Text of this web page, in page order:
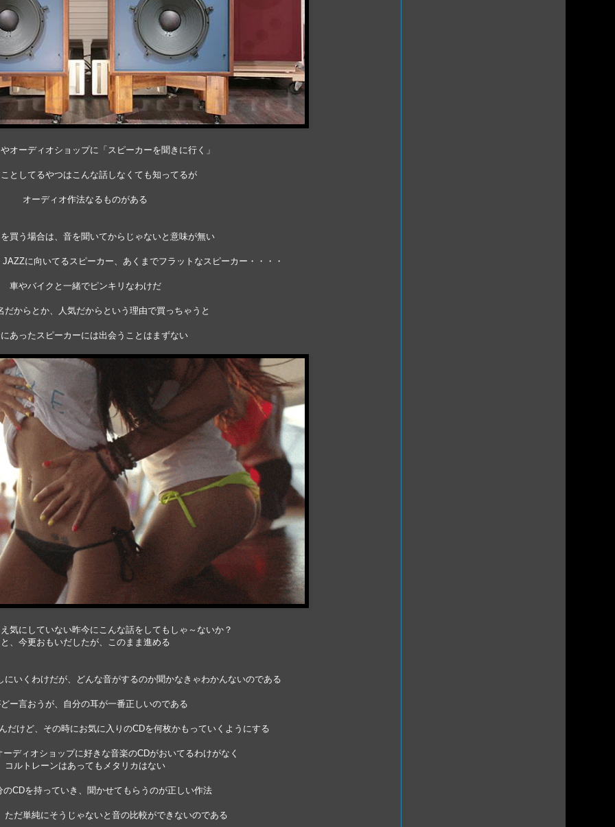
オーディオショップに「スピーカーを聞きに行く」
としてるやつはこんな話しなくても知ってるが
オーディオ作法なるものがある
買う場合は、音を聞いてからじゃないと意味が無い
に向いてるスピーカー、あくまでフラットなスピーカー・・・・
車やバイクと一緒でピンキリなわけだ
だからとか、人気だからという理由で買っちゃうと
あったスピーカーには出会うことはまずない
気にしていない昨今にこんな話をしてもしゃ～ないか？
と、今更おもいだしたが、このまま進める
にいくわけだが、どんな音がするのか聞かなきゃわかんないのである
ー言おうが、自分の耳が一番正しいのである
だけど、その時にお気に入りのCDを何枚かもっていくようにする
ディオショップに好きな音楽のCDがおいてるわけがなく
コルトレーンはあってもメタリカはない
のCDを持っていき、聞かせてもらうのが正しい作法
ただ単純にそうじゃないと音の比較ができないのである